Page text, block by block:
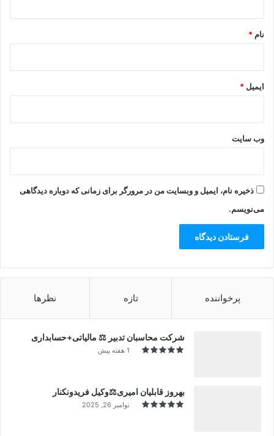
نام *
ایمیل *
وب‌ سایت
ذخیره نام، ایمیل و وبسایت من در مرورگر برای زمانی که دوباره دیدگاهی
می‌نویسم.
پرخواننده تازه نظرها
شرکت محاسبان تدبیر ⚖️ مالیاتی+حسابداری
1 هفته پیش
بهروز قابلیان امیری⚖️وکیل فریدونکنار
نوامبر 26, 2025